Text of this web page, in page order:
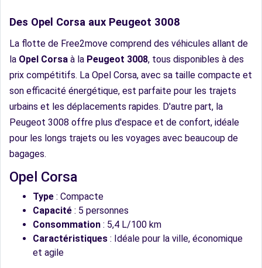
Des Opel Corsa aux Peugeot 3008
La flotte de Free2move comprend des véhicules allant de
la Opel Corsa à la Peugeot 3008, tous disponibles à des
prix compétitifs. La Opel Corsa, avec sa taille compacte et
son efficacité énergétique, est parfaite pour les trajets
urbains et les déplacements rapides. D'autre part, la
Peugeot 3008 offre plus d'espace et de confort, idéale
pour les longs trajets ou les voyages avec beaucoup de
bagages.
Opel Corsa
Type : Compacte
Capacité : 5 personnes
Consommation : 5,4 L/100 km
Caractéristiques : Idéale pour la ville, économique
et agile